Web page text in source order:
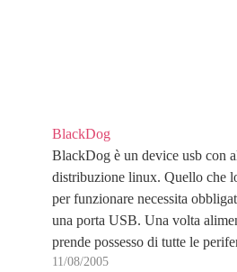
BlackDog
BlackDog è un device usb con
distribuzione linux. Quello che
per funzionare necessita
una porta USB. Una volta
prende possesso di tutte le
aprire la sua sessione di lavoro,…
11/08/2005